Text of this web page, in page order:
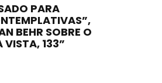
PARA
BEHR SOBRE O
VISTA, 133”